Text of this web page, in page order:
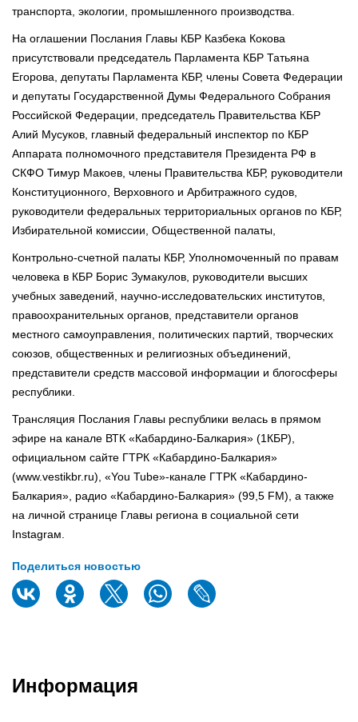
транспорта, экологии, промышленного производства.
На оглашении Послания Главы КБР Казбека Кокова
присутствовали председатель Парламента КБР Татьяна
Егорова, депутаты Парламента КБР, члены Совета Федерации
и депутаты Государственной Думы Федерального Собрания
Российской Федерации, председатель Правительства КБР
Алий Мусуков, главный федеральный инспектор по КБР
Аппарата полномочного представителя Президента РФ в
СКФО Тимур Макоев, члены Правительства КБР, руководители
Конституционного, Верховного и Арбитражного судов,
руководители федеральных территориальных органов по КБР,
Избирательной комиссии, Общественной палаты,
Контрольно-счетной палаты КБР, Уполномоченный по правам
человека в КБР Борис Зумакулов, руководители высших
учебных заведений, научно-исследовательских институтов,
правоохранительных органов, представители органов
местного самоуправления, политических партий, творческих
союзов, общественных и религиозных объединений,
представители средств массовой информации и блогосферы
республики.
Трансляция Послания Главы республики велась в прямом
эфире на канале ВТК «Кабардино-Балкария» (1КБР),
официальном сайте ГТРК «Кабардино-Балкария»
(www.vestikbr.ru), «You Tube»-канале ГТРК «Кабардино-
Балкария», радио «Кабардино-Балкария» (99,5 FM), а также
на личной странице Главы региона в социальной сети
Instagraм.
Поделиться новостью
Информация